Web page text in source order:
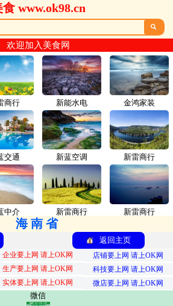
食 www.ok98.cn

欢迎加入美食网
商行
交通
中介
新能水电 金鸿家装
新蓝空调 新雷商行
新雷商行 新雷商行
海南省
返回主页
企业要上网 请上OK网
店铺要上网 请上OK网
生产要上网 请上OK网
科技要上网 请上OK网
实体要上网 请上OK网 微店要上网 请上OK网
微信